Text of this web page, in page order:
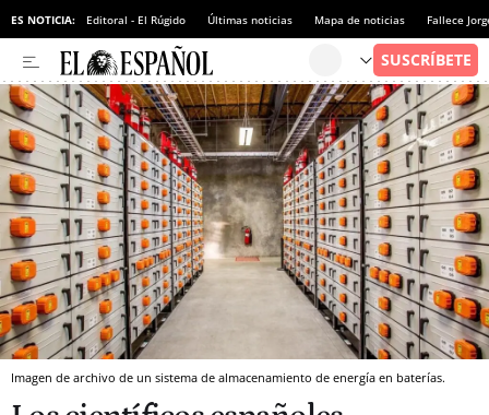
ES NOTICIA: Editoral - El Rúgido Últimas noticias Mapa de noticias Fallece
Imagen de archivo de un sistema de almacenamiento de energía en baterías.